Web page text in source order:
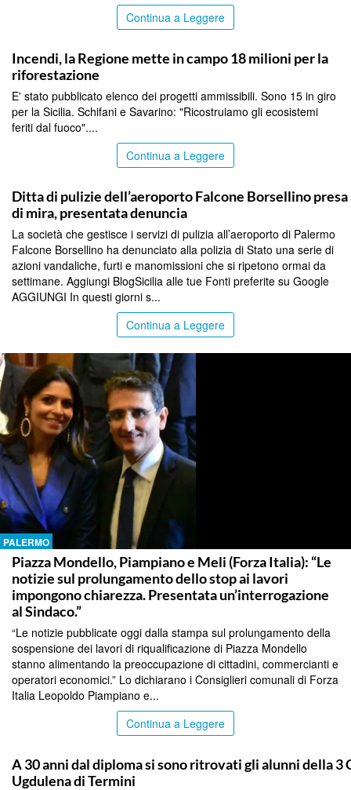
Continua a Leggere
Incendi, la Regione mette in campo 18 milioni per la
riforestazione
E' stato pubblicato elenco dei progetti ammissibili. Sono 15 in giro
per la Sicilia. Schifani e Savarino: "Ricostruiamo gli ecosistemi
feriti dal fuoco"....
Continua a Leggere
Ditta di pulizie dell’aeroporto Falcone Borsellino presa
di mira, presentata denuncia
La società che gestisce i servizi di pulizia all’aeroporto di Palermo
Falcone Borsellino ha denunciato alla polizia di Stato una serie di
azioni vandaliche, furti e manomissioni che si ripetono ormai da
settimane. Aggiungi BlogSicilia alle tue Fonti preferite su Google
AGGIUNGI In questi giorni s...
Continua a Leggere
PALERMO
Piazza Mondello, Piampiano e Meli (Forza Italia): “Le
notizie sul prolungamento dello stop ai lavori
impongono chiarezza. Presentata un’interrogazione
al Sindaco.”
“Le notizie pubblicate oggi dalla stampa sul prolungamento della
sospensione dei lavori di riqualificazione di Piazza Mondello
stanno alimentando la preoccupazione di cittadini, commercianti e
operatori economici.” Lo dichiarano i Consiglieri comunali di Forza
Italia Leopoldo Piampiano e...
Continua a Leggere
A 30 anni dal diploma si sono ritrovati gli alunni della 3
Ugdulena di Termini